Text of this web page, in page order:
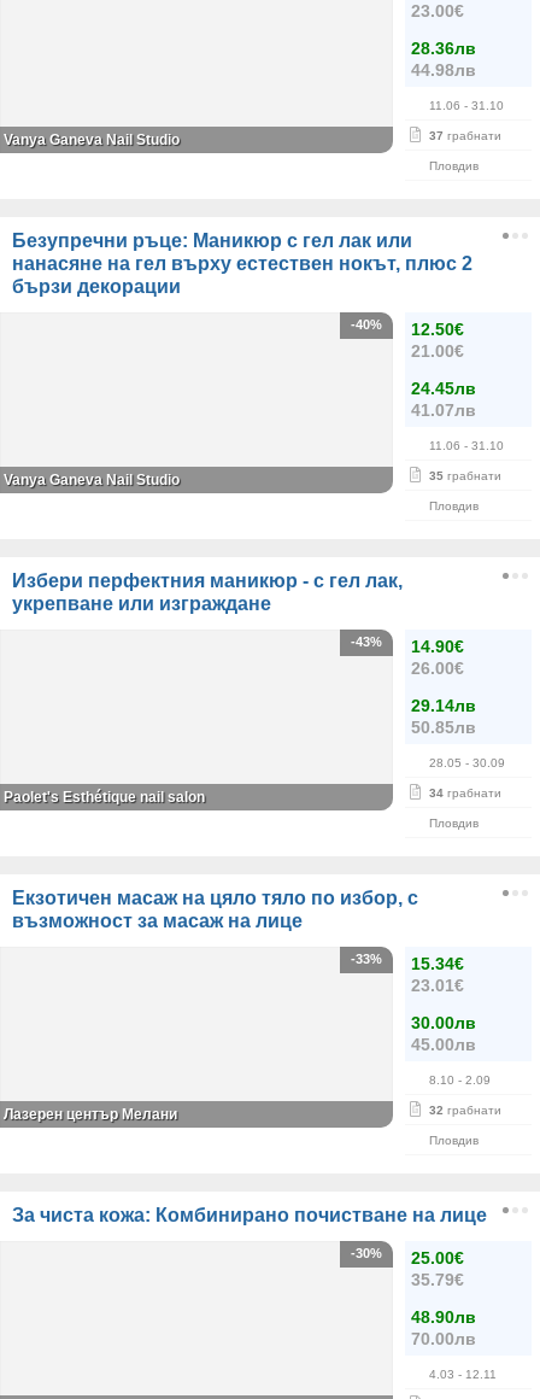
23.00€
28.36лв
44.98лв
11.06 - 31.10
37 грабнати
Пловдив
Vanya Ganeva Nail Studio
Безупречни ръце: Маникюр с гел лак или
нанасяне на гел върху естествен нокът, плюс 2
бързи декорации
12.50€
21.00€
24.45лв
41.07лв
11.06 - 31.10
35 грабнати
Пловдив
-40%
Vanya Ganeva Nail Studio
Избери перфектния маникюр - с гел лак,
укрепване или изграждане
14.90€
26.00€
29.14лв
50.85лв
28.05 - 30.09
34 грабнати
Пловдив
-43%
Paolet's Esthétique nail salon
Екзотичен масаж на цяло тяло по избор, с
възможност за масаж на лице
15.34€
23.01€
30.00лв
45.00лв
8.10 - 2.09
32 грабнати
Пловдив
-33%
Лазерен център Мелани
За чиста кожа: Комбинирано почистване на лице
25.00€
35.79€
48.90лв
70.00лв
4.03 - 12.11
-30%